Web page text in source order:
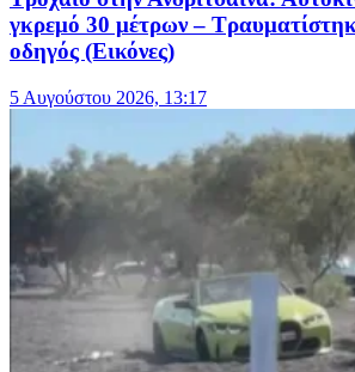
γκρεμό 30 μέτρων –
οδηγός (Εικόνες)
5 Αυγούστου 2026, 13:17